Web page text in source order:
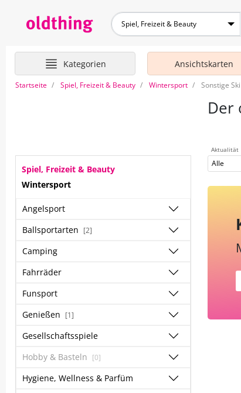
Spiel, Freizeit & Beauty
Kategorien Ansichtskarten
Startseite Spiel, Freizeit & Beauty Wintersport Sonstige Ski
Der
Spiel, Freizeit & Beauty
Wintersport
Angelsport
Ballsportarten
[2]
Camping
Fahrräder
Funsport
Genießen
[1]
Gesellschaftsspiele
Hobby & Basteln
[0]
Hygiene, Wellness & Parfüm
Aktualität
Alle